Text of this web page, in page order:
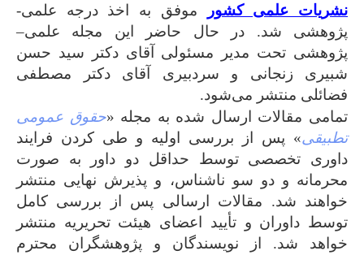
نشریات علمی کشور
موفق به اخذ درجه علمی-
پژوهشی شد. در حال حاضر این مجله علمی–
پژوهشی تحت مدیر مسئولی آقای دکتر سید حسن
شبیری زنجانی و سردبیری آقای دکتر مصطفی
فضائلی منتشر می‌شود.
تمامی مقالات ارسال شده به مجله «حقوق عمومی
تطبیقی» پس از بررسی اولیه و طی کردن فرایند
داوری تخصصی توسط حداقل دو داور به صورت
محرمانه و دو سو ناشناس، و پذیرش نهایی منتشر
خواهند شد. مقالات ارسالی پس از بررسی کامل
توسط داوران و تأیید اعضای هیئت تحریریه منتشر
خواهد شد. از نویسندگان و پژوهشگران محترم